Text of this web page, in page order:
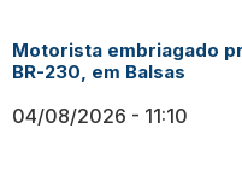
Motorista embriagado
BR-230, em Balsas
04/08/2026 11:10